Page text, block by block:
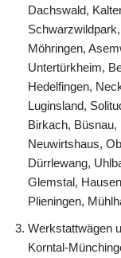
Dachswald,
Möhringen,
Untertürkheim,
Hedelfingen,
Luginsland,
Birkach, Büsnau,
Neuwirtshaus,
Dürrlewang,
Glemstal,
Plieningen,
Werkstattwägen
Korntal-